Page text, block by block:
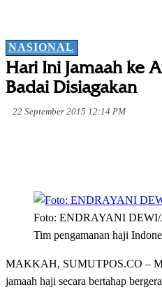
NASIONAL
Hari Ini Jamaah ke
Badai Disiagakan
22 September 2015 12:14 PM
Foto: ENDRAYANI DEWI/
Tim pengamanan haji
MAKKAH, SUMUTPOS.CO –
jamaah haji secara bertahap